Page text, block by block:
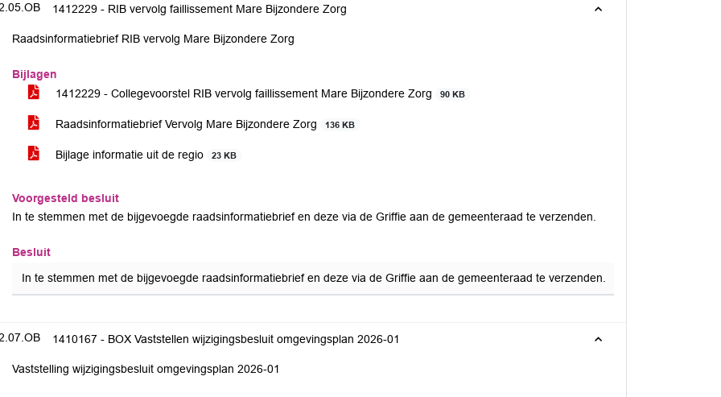
1412229 - RIB vervolg faillissement Mare Bijzondere Zorg
Raadsinformatiebrief RIB vervolg Mare Bijzondere Zorg
Bijlagen
1412229 - Collegevoorstel RIB vervolg faillissement Mare Bijzondere Zorg
90 KB
Raadsinformatiebrief Vervolg Mare Bijzondere Zorg 136 KB
Bijlage informatie uit de regio 23 KB
Voorgesteld besluit
In te stemmen met de bijgevoegde raadsinformatiebrief en deze via de Griffie aan de gemeenteraad te verzenden.
Besluit
In te stemmen met de bijgevoegde raadsinformatiebrief en deze via de Griffie aan de gemeenteraad te verzenden.
1410167 - BOX Vaststellen wijzigingsbesluit omgevingsplan 2026-01
Vaststelling wijzigingsbesluit omgevingsplan 2026-01